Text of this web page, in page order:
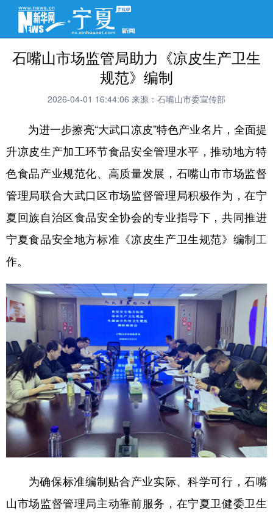
石嘴山市场监管局助力《凉皮生产卫生
规范》编制
2026-04-01 16:44:06 来源：石嘴山市委宣传部
为进一步擦亮“大武口凉皮”特色产业名片，全面提
升凉皮生产加工环节食品安全管理水平，推动地方特
色食品产业规范化、高质量发展，石嘴山市市场监督
管理局联合大武口区市场监督管理局积极作为，在宁
夏回族自治区食品安全协会的专业指导下，共同推进
宁夏食品安全地方标准《凉皮生产卫生规范》编制工
作。
为确保标准编制贴合产业实际、科学可行，石嘴
山市场监督管理局主动靠前服务，在宁夏卫健委卫生